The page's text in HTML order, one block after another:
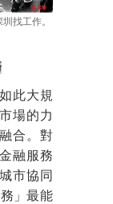
找工作。
此大規
場的力
合。對
融服務
市協同
」最能